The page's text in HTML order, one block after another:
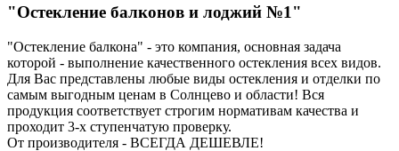
"Остекление балконов и лоджий №1"
"Остекление балкона" - это компания, основная задача
которой - выполнение качественного остекления всех видов.
Для Вас представлены любые виды остекления и отделки по
самым выгодным ценам в Солнцево и области! Вся
продукция соответствует строгим нормативам качества и
проходит 3-х ступенчатую проверку.
От производителя - ВСЕГДА ДЕШЕВЛЕ!